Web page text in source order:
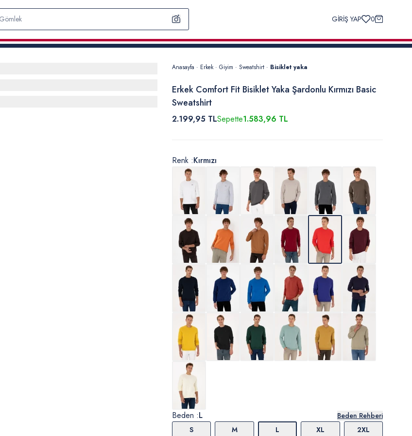
GİRİŞ YAP 0
Anasayfa · Erkek · Giyim · Sweatshirt · Bisiklet yaka
Erkek Comfort Fit Bisiklet Yaka Şardonlu Kırmızı Basic
Sweatshirt
2.199,95 TLSepette1.583,96 TL
Beden :L
Beden Rehberi
S
M L XL 2XL
Renk :Kırmızı